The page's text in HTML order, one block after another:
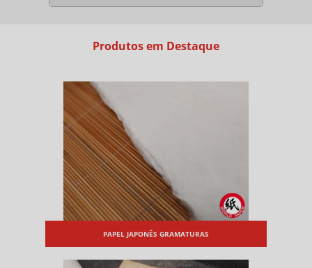
Produtos em Destaque
PAPEL JAPONÊS GRAMATURAS